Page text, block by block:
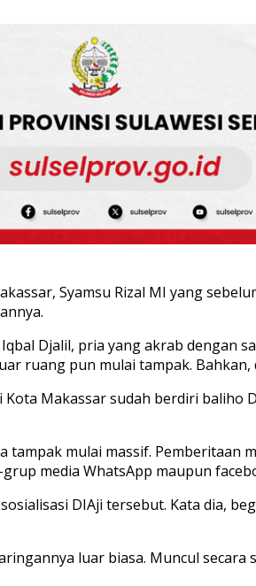
Syamsu Rizal MI yang
Djalil, pria yang akrab dengan
ruang pun mulai tampak.
Makassar sudah berdiri baliho
tampak mulai massif.
media WhatsApp maupun
DIAji tersebut. Kata dia,
luar biasa. Muncul